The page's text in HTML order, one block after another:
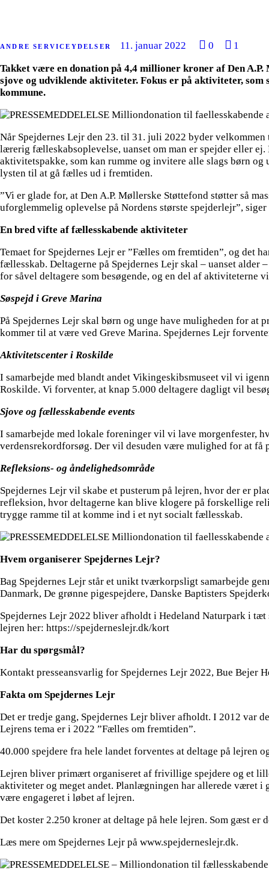
ANDRE SERVICEYDELSER 11. januar 2022 0
1
Takket være en donation på 4,4 millioner kroner af Den
sjove og udviklende aktiviteter. Fokus er på aktiviteter,
kommune.
Når Spejdernes Lejr den 23. til 31. juli 2022 byder
lærerig fælleskabsoplevelse, uanset om man er spejder eller
aktivitetspakke, som kan rumme og invitere alle slags børn
lysten til at gå fælles ud i fremtiden.
”Vi er glade for, at Den A.P. Møllerske Støttefond støtter så
uforglemmelig oplevelse på Nordens største spejderlejr”,
En bred vifte af fællesskabende aktiviteter
Temaet for Spejdernes Lejr er ”Fælles om fremtiden”, og det
fællesskab. Deltagerne på Spejdernes Lejr skal – uanset
for såvel deltagere som besøgende, og en del af
Søspejd i Greve Marina
På Spejdernes Lejr skal børn og unge have muligheden for
kommer til at være ved Greve Marina. Spejdernes Lejr
Aktivitetscenter i Roskilde
I samarbejde med blandt andet Vikingeskibsmuseet vil vi
Roskilde. Vi forventer, at knap 5.000 deltagere dagligt vil
Sjove og fællesskabende events
I samarbejde med lokale foreninger vil vi lave morgenfester,
verdensrekordforsøg. Der vil desuden være mulighed for at
Refleksions- og åndelighedsområde
Spejdernes Lejr vil skabe et pusterum på lejren, hvor der er
refleksion, hvor deltagerne kan blive klogere på forskellige
trygge ramme til at komme ind i et nyt socialt fællesskab.
Hvem organiserer Spejdernes Lejr?
Bag Spejdernes Lejr står et unikt tværkorpsligt samarbejde
Danmark, De grønne pigespejdere, Danske Baptisters
Spejdernes Lejr 2022 bliver afholdt i Hedeland Naturpark i
lejren her: https://spejderneslejr.dk/kort
Har du spørgsmål?
Kontakt presseansvarlig for Spejdernes Lejr 2022, Bue Bejer
Fakta om Spejdernes Lejr
Det er tredje gang, Spejdernes Lejr bliver afholdt. I 2012 var
Lejrens tema er i 2022 ”Fælles om fremtiden”.
40.000 spejdere fra hele landet forventes at deltage på lejren
Lejren bliver primært organiseret af frivillige spejdere og et
aktiviteter og meget andet. Planlægningen har allerede været
være engageret i løbet af lejren.
Det koster 2.250 kroner at deltage på hele lejren. Som gæst
Læs mere om Spejdernes Lejr på www.spejderneslejr.dk.